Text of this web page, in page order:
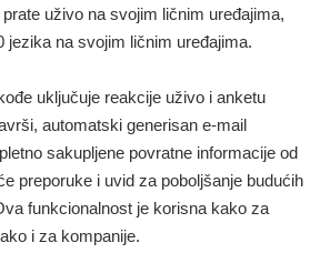
uživo na svojim ličnim uređajima,
jezika na svojim ličnim uređajima.
uključuje reakcije uživo i anketu
automatski generisan e-mail
sakupljene povratne informacije od
preporuke i uvid za poboljšanje budućih
funkcionalnost je korisna kako za
i za kompanije.